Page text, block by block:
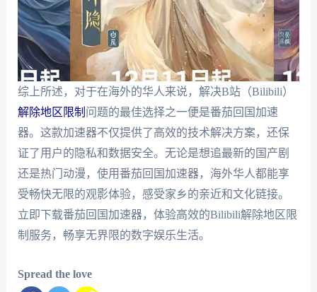
综上所述，对于在海外的华人来说，解决B站（Bilibili）
解除地区限制 问题的最佳选择之一便是番茄回国加速
器。这款加速器不仅提供了高效的技术解决方案，还保
证了用户的隐私和数据安全。无论是想追最新的国产剧
还是热门动漫，使用番茄回国加速器，海外华人都能享
受畅快无限的观影体验，感受家乡的亲近和文化链接。
立即下载番茄回国加速器，体验高效的Bilibili解除地区限
制服务，畅享无界限的数字娱乐生活。
Spread the love